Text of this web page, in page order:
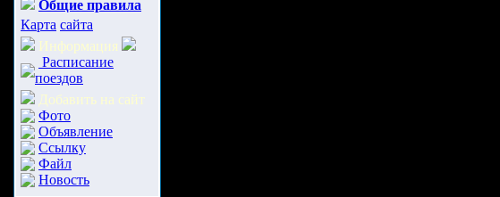
Общие правила
Карта сайта
Информация
Расписание
поездов
Добавить на сайт
Фото
Объявление
Ссылку
Файл
Новость